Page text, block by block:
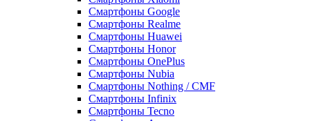
Смартфоны Google
Смартфоны Realme
Смартфоны Huawei
Смартфоны Honor
Смартфоны OnePlus
Смартфоны Nubia
Смартфоны Nothing / CMF
Смартфоны Infinix
Смартфоны Tecno